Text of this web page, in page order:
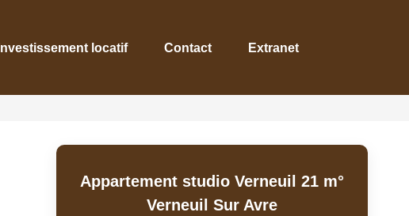
Investissement locatif Contact Extranet
Appartement studio Verneuil 21 m°
Verneuil Sur Avre